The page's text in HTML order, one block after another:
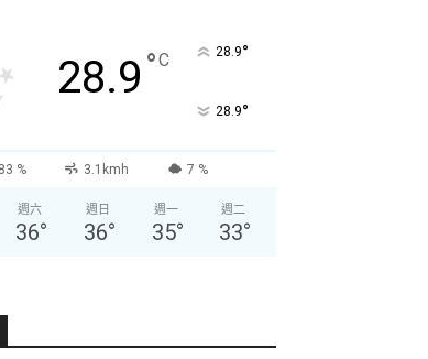
28.9 °C 28.9°
28.9°
83 % 3.1kmh 7 %
週六
36°
週日
36°
週一
35°
週二
33°